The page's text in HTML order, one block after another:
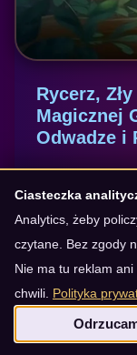
Rycerz,
Magicznej
Odwadze i
Pies Kret
Dawno,
Ciasteczka
Analytics, żeby
czytane. Bez zgody
Nie ma tu reklam
chwili. Polityka